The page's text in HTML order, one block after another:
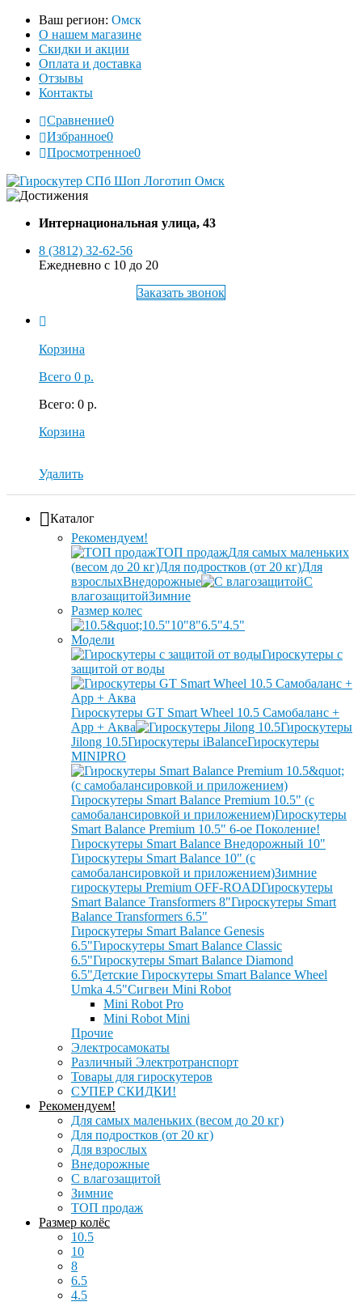
Ваш регион: Омск
О нашем магазине
Скидки и акции
Оплата и доставка
Отзывы
Контакты
Сравнение0
Избранное0
Просмотренное0
Интернациональная улица, 43
8 (3812) 32-62-56
Ежедневно с 10 до 20
Заказать звонок
Корзина
Всего 0 р.
Всего: 0 р.
Корзина
Удалить
Каталог
Рекомендуем!
ТОП продажДля самых маленьких
(весом до 20 кг)Для подростков (от 20 кг)Для
взрослыхВнедорожные
С
влагозащитойЗимние
Размер колес
10.5"10"8"6.5"4.5"
Модели
Гироскутеры с
защитой от воды
Гироскутеры GT Smart Wheel 10.5 Самобаланс +
App + Аква
Гироскутеры
Jilong 10.5Гироскутеры iBalanceГироскутеры
MINIPRO
Гироскутеры Smart Balance Premium 10.5" (с
самобалансировкой и приложением)Гироскутеры
Smart Balance Premium 10.5" 6-ое Поколение!
Гироскутеры Smart Balance Внедорожный 10"
Гироскутеры Smart Balance 10" (с
самобалансировкой и приложением)Зимние
гироскутеры Premium OFF-ROADГироскутеры
Smart Balance Transformers 8"Гироскутеры Smart
Balance Transformers 6.5"
Гироскутеры Smart Balance Genesis
6.5"Гироскутеры Smart Balance Classic
6.5"Гироскутеры Smart Balance Diamond
6.5"Детские Гироскутеры Smart Balance Wheel
Umka 4.5"Сигвеи Mini Robot
Mini Robot Pro
Mini Robot Mini
Прочие
Электросамокаты
Различный Электротранспорт
Товары для гироскутеров
СУПЕР СКИДКИ!
Рекомендуем!
Для самых маленьких (весом до 20 кг)
Для подростков (от 20 кг)
Для взрослых
Внедорожные
С влагозащитой
Зимние
ТОП продаж
Размер колёс
10.5
10
8
6.5
4.5